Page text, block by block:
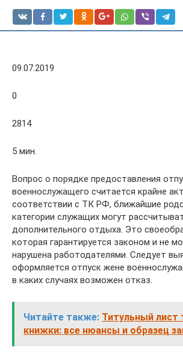
09.07.2019
0
2814
5 мин.
Вопрос о порядке предоставления
военнослужащего считается крайне
соответствии с ТК РФ, ближайшие
категории служащих могут
дополнительного отдыха. Это
которая гарантируется законом и не
нарушена работодателями. Следует
оформляется отпуск жене
в каких случаях возможен отказ.
Читайте также: Титульный лист
книжки: все нюансы и образец